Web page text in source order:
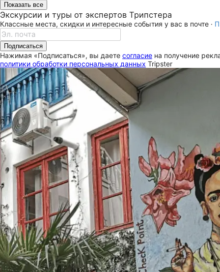
Показать все
Экскурсии и туры от экспертов Трипстера
Классные места, скидки и интересные события у вас в почте ·
Подписаться
Нажимая «Подписаться», вы даете согласие на получение
политики обработки персональных данных Tripster